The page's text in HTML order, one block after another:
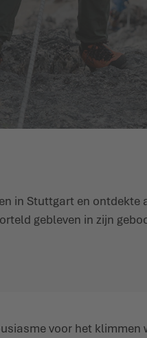
in Stuttgart en ontdekte
gebleven in zijn
voor het klimmen